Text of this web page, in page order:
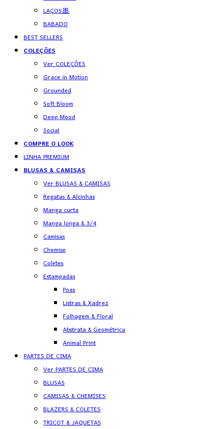
LAÇOS🎀
BABADO
BEST SELLERS
COLEÇÕES
Ver COLEÇÕES
Grace in Motion
Grounded
Soft Bloom
Deep Mood
Social
COMPRE O LOOK
LINHA PREMIUM
BLUSAS & CAMISAS
Ver BLUSAS & CAMISAS
Regatas & Alcinhas
Manga curta
Manga longa & 3/4
Camisas
Chemise
Coletes
Estampadas
Poas
Listras & Xadrez
Folhagem & Floral
Abstrata & Geométrica
Animal Print
PARTES DE CIMA
Ver PARTES DE CIMA
BLUSAS
CAMISAS & CHEMISES
BLAZERS & COLETES
TRICOT & JAQUETAS